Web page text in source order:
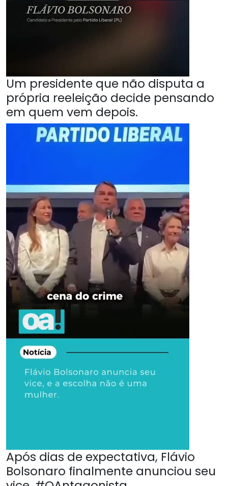
Um presidente que não disputa a
própria reeleição decide pensando
em quem vem depois.
Após dias de expectativa, Flávio
Bolsonaro finalmente anunciou seu